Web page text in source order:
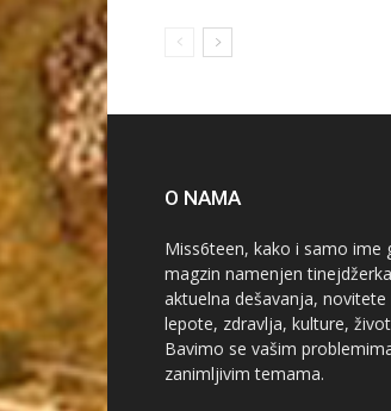
O NAMA
Miss6teen, kako i samo ime
magzin namenjen
aktuelna dešavanja,
lepote, zdravlja, kulture,
Bavimo se vašim
zanimljivim temama.